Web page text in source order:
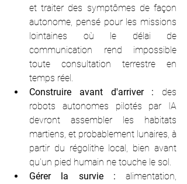
et traiter des symptômes de façon
autonome, pensé pour les missions
lointaines où le délai de
communication rend impossible
toute consultation terrestre en
temps réel.
Construire avant d'arriver : des
robots autonomes pilotés par IA
devront assembler les habitats
martiens, et probablement lunaires, à
partir du régolithe local, bien avant
qu'un pied humain ne touche le sol.
Gérer la survie : alimentation,